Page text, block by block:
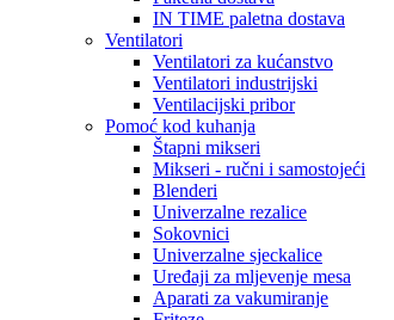
IN TIME paletna dostava
Ventilatori
Ventilatori za kućanstvo
Ventilatori industrijski
Ventilacijski pribor
Pomoć kod kuhanja
Štapni mikseri
Mikseri - ručni i samostojeći
Blenderi
Univerzalne rezalice
Sokovnici
Univerzalne sjeckalice
Uređaji za mljevenje mesa
Aparati za vakumiranje